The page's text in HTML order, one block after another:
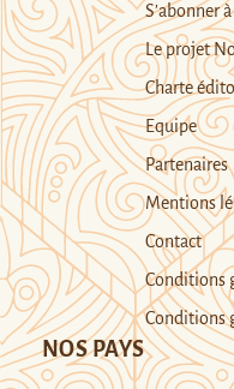
S’abonner
Le projet
Charte
Equipe
Partenaires
Mentions
Contact
Conditions
Conditions
NOS PAYS